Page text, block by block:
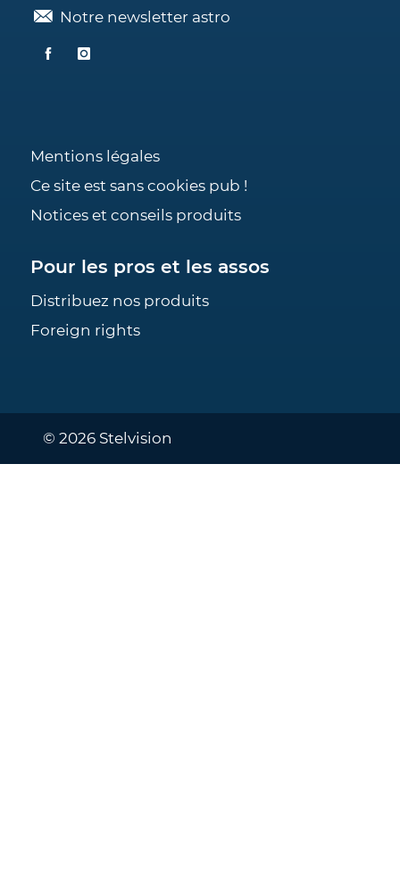
Notre newsletter astro
Mentions légales
Ce site est sans cookies pub !
Notices et conseils produits
Pour les pros et les assos
Distribuez nos produits
Foreign rights
© 2026 Stelvision